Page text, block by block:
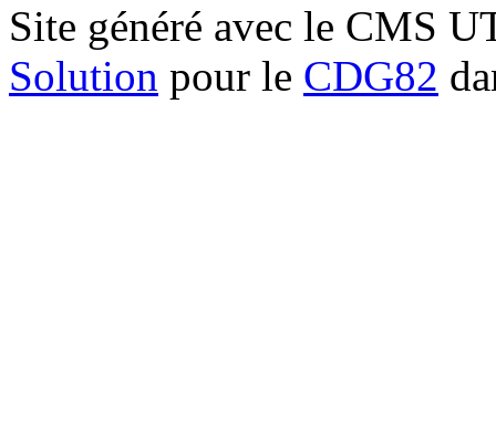
Site généré avec le CMS
Solution pour le CDG82